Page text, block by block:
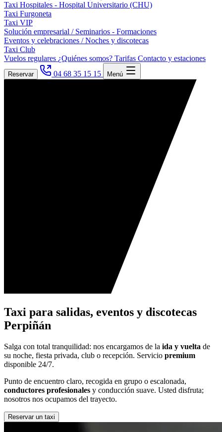
Taxi Hospitales - Hospital Universitario (CHU)
Taxi Furgoneta
Taxi VIP
Solución empresarial / Seminarios - Formaciones
Eventos y celebraciones / Noches y discotecas
Taxi Club
Vuelos regulares ¿Quiénes somos? Tarifas Contacto y estaciones
Reservar 04 68 35 15 15 Menú
Taxi para salidas, eventos y discotecas
Perpiñán
Salga con total tranquilidad: nos encargamos de la ida y vuelta de
su noche, fiesta privada, club o recepción. Servicio premium
disponible 24/7.
Punto de encuentro claro, recogida en grupo o escalonada,
conductores profesionales y conducción suave. Usted disfruta;
nosotros nos ocupamos del trayecto.
Reservar un taxi